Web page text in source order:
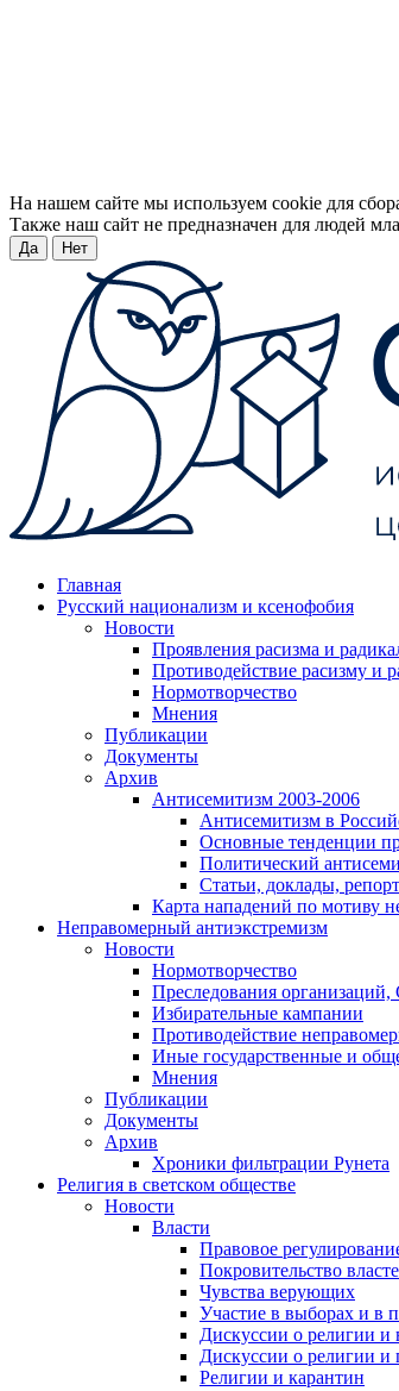
На нашем сайте мы используем cookie для
Также наш сайт не предназначен для людей
Да Нет
Главная
Русский национализм и ксенофобия
Новости
Проявления расизма и
Противодействие расизму и
Нормотворчество
Мнения
Публикации
Документы
Архив
Антисемитизм 2003-2006
Антисемитизм в
Основные тенденции
Политический
Статьи, доклады,
Карта нападений по мотиву
Неправомерный антиэкстремизм
Новости
Нормотворчество
Преследования
Избирательные кампании
Противодействие
Иные государственные и
Мнения
Публикации
Документы
Архив
Хроники фильтрации Рунета
Религия в светском обществе
Новости
Власти
Правовое
Покровительство
Чувства верующих
Участие в выборах и в
Дискуссии о религии и
Дискуссии о религии и
Религии и карантин